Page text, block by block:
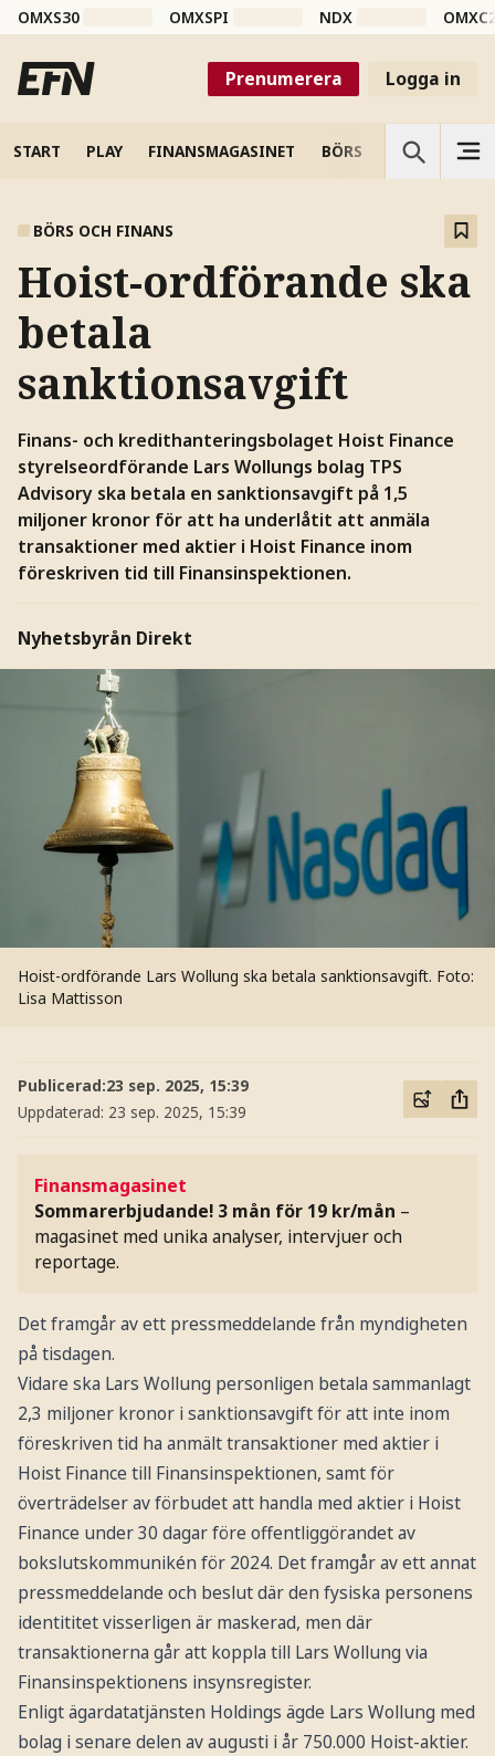
OMXS30 OMXSPI NDX
Prenumerera Logga in
START PLAY FINANSMAGASINET BÖRS VETENSKAP
BÖRS OCH FINANS
Hoist-ordförande ska
betala
sanktionsavgift
Finans- och kredithanteringsbolaget Hoist Finance
styrelseordförande Lars Wollungs bolag TPS
Advisory ska betala en sanktionsavgift på 1,5
miljoner kronor för att ha underlåtit att anmäla
transaktioner med aktier i Hoist Finance inom
föreskriven tid till Finansinspektionen.
Nyhetsbyrån Direkt
Hoist-ordförande Lars Wollung ska betala sanktionsavgift. Foto:
Lisa Mattisson
Publicerad:23 sep. 2025, 15:39
Uppdaterad: 23 sep. 2025, 15:39
Finansmagasinet
Sommarerbjudande! 3 mån för 19 kr/mån –
magasinet med unika analyser, intervjuer och
reportage.
Det framgår av ett pressmeddelande från myndigheten
på tisdagen.
Vidare ska Lars Wollung personligen betala sammanlagt
2,3 miljoner kronor i sanktionsavgift för att inte inom
föreskriven tid ha anmält transaktioner med aktier i
Hoist Finance till Finansinspektionen, samt för
överträdelser av förbudet att handla med aktier i Hoist
Finance under 30 dagar före offentliggörandet av
bokslutskommunikén för 2024. Det framgår av ett annat
pressmeddelande och beslut där den fysiska personens
identititet visserligen är maskerad, men där
transaktionerna går att koppla till Lars Wollung via
Finansinspektionens insynsregister.
Enligt ägardatatjänsten Holdings ägde Lars Wollung med
bolag i senare delen av augusti i år 750.000 Hoist-aktier.